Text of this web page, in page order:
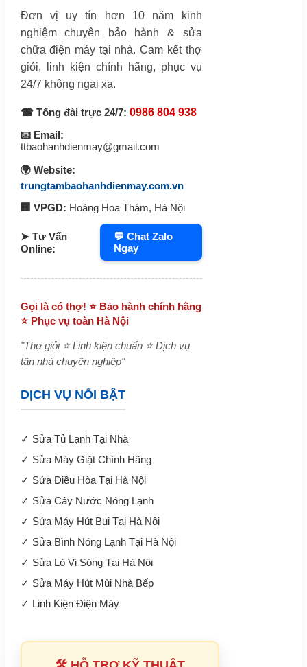
Đơn vị uy tín hơn 10 năm kinh
nghiệm chuyên bảo hành & sửa
chữa điện máy tại nhà. Cam kết thợ
giỏi, linh kiện chính hãng, phục vụ
24/7 không ngại xa.
☎ Tổng đài trực 24/7: 0986 804 938
📧 Email:
ttbaohanhdienmay@gmail.com
🌍 Website:
trungtambaohanhdienmay.com.vn
🏢 VPGD: Hoàng Hoa Thám, Hà Nội
➤ Tư Vấn
Online:
💬 Chat Zalo
Ngay
Gọi là có thợ! ⭐ Bảo hành chính hãng
⭐ Phục vụ toàn Hà Nội
"Thợ giỏi ⭐ Linh kiện chuẩn ⭐ Dịch vụ
tận nhà chuyên nghiệp"
DỊCH VỤ NỔI BẬT
✓ Sửa Tủ Lạnh Tại Nhà
✓ Sửa Máy Giặt Chính Hãng
✓ Sửa Điều Hòa Tại Hà Nội
✓ Sửa Cây Nước Nóng Lạnh
✓ Sửa Máy Hút Bụi Tại Hà Nội
✓ Sửa Bình Nóng Lạnh Tại Hà Nội
✓ Sửa Lò Vi Sóng Tại Hà Nội
✓ Sửa Máy Hút Mùi Nhà Bếp
✓ Linh Kiện Điện Máy